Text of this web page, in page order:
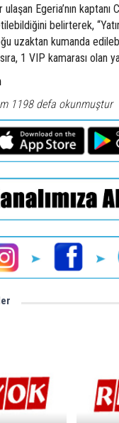
ulaşan Egeria’nın kaptanı
belirterek,
uzaktan kumanda
sıra, 1 VIP kamarası olan
1198 defa okunmuştur